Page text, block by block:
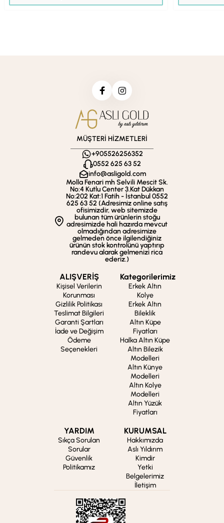
MÜŞTERİ HİZMETLERİ
+905526256352
0552 625 63 52
info@asligold.com
Molla Fenari mh Selvili Mescit Sk.
No:4 Kutlu Center 3.Kat Dükkan
No:202 Kat:1 Fatih - İstanbul 0552
625 63 52 (Adresimiz online satış
ofisimizdir, web sitemizde
bulunan tüm ürünlerin stoğu
adresimizde hali hazırda mevcut
olmadığından adresimize
gelmeden önce ilgilendiğiniz
ürünün stok kontrolünü yaptırıp
randevu alarak gelmenizi rica
ederiz.)
ALIŞVERİŞ
Kişisel Verilerin
Korunması
Gizlilik Politikası
Teslimat Bilgileri
Garanti Şartları
İade ve Değişim
Ödeme
Seçenekleri
Kategorilerimiz
Erkek Altın
Kolye
Erkek Altın
Bileklik
Altın Küpe
Fiyatları
Halka Altın Küpe
Altın Bilezik
Modelleri
Altın Künye
Modelleri
Altın Kolye
Modelleri
Altın Yüzük
Fiyatları
YARDIM
Sıkça Sorulan
Sorular
Güvenlik
Politikamız
KURUMSAL
Hakkımızda
Aslı Yıldırım
Kimdir
Yetki
Belgelerimiz
İletişim